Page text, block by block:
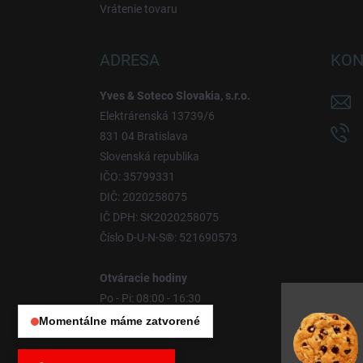
Vrátenie tovaru
ADRESA
Yves & Soteco Slovakia, s.r.o.
Elektrárenská 13739/6
831 04 Bratislava
Slovenská republika
IČO: 35799331
DIČ: 2020258075
IČ DPH: SK2020258075
Číslo D-U-N-S®: 521690573
Otváracie hodiny
Po - Pi: 08:00 - 16:30
So - Ne: Zatvorené
Momentálne máme zatvorené
Otváracie hodiny:
Po – Pia: 08:00 – 16:30